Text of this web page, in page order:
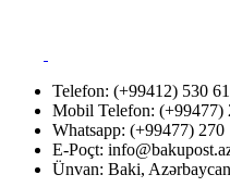
Telefon: (+99412) 530
Mobil Telefon: (+99477)
Whatsapp: (+99477) 270
E-Poçt:
Ünvan: Baki,